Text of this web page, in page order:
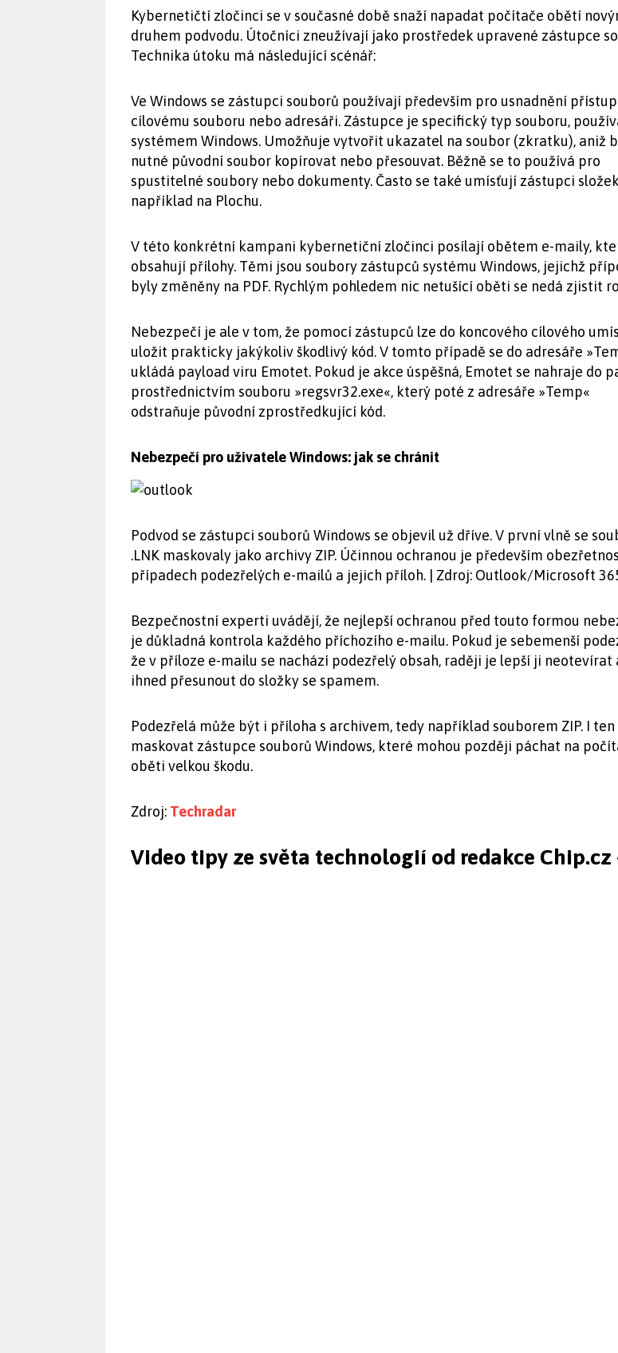
Kybernetičtí zločinci se v současné době snaží napadat počítače obětí
druhem podvodu. Útočníci zneužívají jako prostředek upravené zástupce
Technika útoku má následující scénář:
Ve Windows se zástupci souborů používají především pro usnadnění
cílovému souboru nebo adresáři. Zástupce je specifický typ souboru,
systémem Windows. Umožňuje vytvořit ukazatel na soubor (zkratku), aniž
nutné původní soubor kopírovat nebo přesouvat. Běžně se to používá pro
spustitelné soubory nebo dokumenty. Často se také umísťují zástupci složek
například na Plochu.
V této konkrétní kampani kybernetiční zločinci posílají obětem e-maily,
obsahují přílohy. Těmi jsou soubory zástupců systému Windows, jejichž
byly změněny na PDF. Rychlým pohledem nic netušící oběti se nedá zjistit
Nebezpečí je ale v tom, že pomocí zástupců lze do koncového cílového
uložit prakticky jakýkoliv škodlivý kód. V tomto případě se do adresáře
ukládá payload viru Emotet. Pokud je akce úspěšná, Emotet se nahraje do
prostřednictvím souboru »regsvr32.exe«, který poté z adresáře »Temp«
odstraňuje původní zprostředkující kód.
Nebezpečí pro uživatele Windows: jak se chránit
Podvod se zástupci souborů Windows se objevil už dříve. V první vlně se
.LNK maskovaly jako archivy ZIP. Účinnou ochranou je především
případech podezřelých e-mailů a jejich příloh. | Zdroj: Outlook/Microsoft
Bezpečnostní experti uvádějí, že nejlepší ochranou před touto formou
je důkladná kontrola každého příchozího e-mailu. Pokud je sebemenší
že v příloze e-mailu se nachází podezřelý obsah, raději je lepší ji neotevírat
ihned přesunout do složky se spamem.
Podezřelá může být i příloha s archivem, tedy například souborem ZIP. I ten
maskovat zástupce souborů Windows, které mohou později páchat na
oběti velkou škodu.
Zdroj: Techradar
Video tipy ze světa technologií od redakce Chip.cz